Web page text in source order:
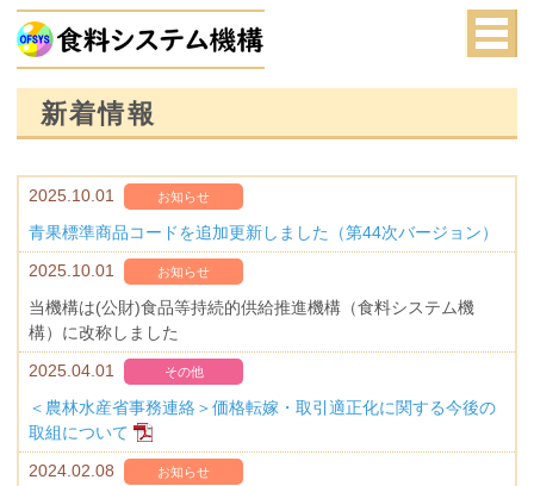
新着情報
2025.10.01 お知らせ
青果標準商品コードを追加更新しました（第44次バージョン）
2025.10.01
お知らせ
当機構は(公財)食品等持続的供給推進機構（食料システム機
構）に改称しました
2025.04.01
その他
＜農林水産省事務連絡＞価格転嫁・取引適正化に関する今後の
取組について
2024.02.08
お知らせ